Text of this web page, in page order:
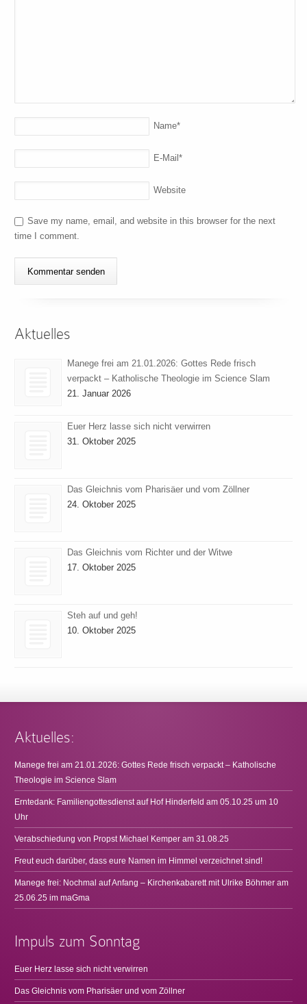
Name*
E-Mail*
Website
Save my name, email, and website in this browser for the next
time I comment.
Aktuelles
Manege frei am 21.01.2026: Gottes Rede frisch
verpackt – Katholische Theologie im Science Slam
21. Januar 2026
Euer Herz lasse sich nicht verwirren
31. Oktober 2025
Das Gleichnis vom Pharisäer und vom Zöllner
24. Oktober 2025
Das Gleichnis vom Richter und der Witwe
17. Oktober 2025
Steh auf und geh!
10. Oktober 2025
Aktuelles:
Manege frei am 21.01.2026: Gottes Rede frisch verpackt – Katholische
Theologie im Science Slam
Erntedank: Familiengottesdienst auf Hof Hinderfeld am 05.10.25 um 10
Uhr
Verabschiedung von Propst Michael Kemper am 31.08.25
Freut euch darüber, dass eure Namen im Himmel verzeichnet sind!
Manege frei: Nochmal auf Anfang – Kirchenkabarett mit Ulrike Böhmer am
25.06.25 im maGma
Impuls zum Sonntag
Euer Herz lasse sich nicht verwirren
Das Gleichnis vom Pharisäer und vom Zöllner